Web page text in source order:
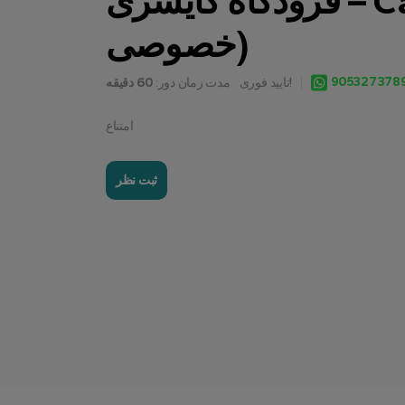
خصوصی)
مدت زمان دور: 60 دقیقه تایید فوری!
امتناع
ثبت نظر